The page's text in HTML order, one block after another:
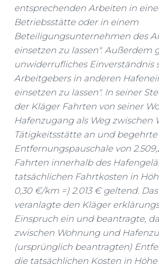
entsprechenden Arbeiten in
Betriebsstätte oder in einem
Beteiligungsunternehmen des
einsetzen zu lassen". Außerdem
unwiderrufliches Einverständnis
Arbeitgebers in anderen
einsetzen zu lassen". In seiner
der Kläger Fahrten von seiner
Hafenzugang als Weg zwischen
Tätigkeitsstätte an und
Entfernungspauschale von
Fahrten innerhalb des
tatsächlichen Fahrtkosten in
0,30 €/km =) 2.013 € geltend.
veranlagte den Kläger
Einspruch ein und beantragte,
zwischen Wohnung und
(ursprünglich beantragten)
die tatsächlichen Kosten in Höhe